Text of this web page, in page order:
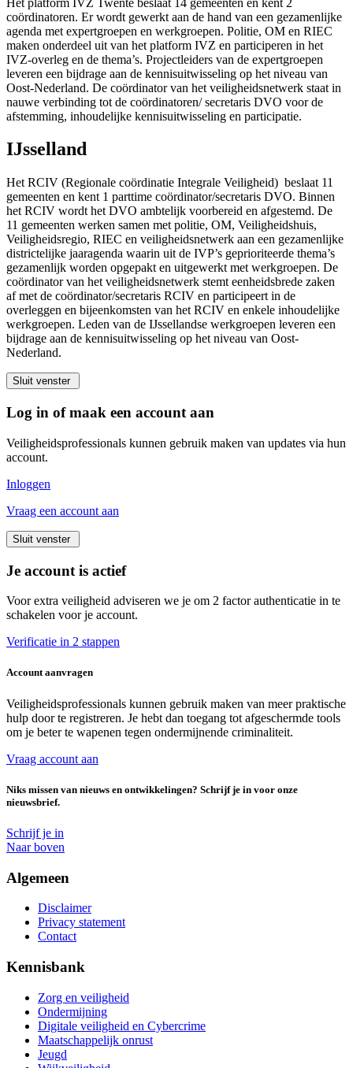
coördinatoren. Er wordt gewerkt aan de hand van een gezamenlijke
agenda met expertgroepen en werkgroepen. Politie, OM en RIEC
maken onderdeel uit van het platform IVZ en participeren in het
IVZ-overleg en de thema’s. Projectleiders van de expertgroepen
leveren een bijdrage aan de kennisuitwisseling op het niveau van
Oost-Nederland. De coördinator van het veiligheidsnetwerk staat in
nauwe verbinding tot de coördinatoren/ secretaris DVO voor de
afstemming, inhoudelijke kennisuitwisseling en participatie.
IJsselland
Het RCIV (Regionale coördinatie Integrale Veiligheid) beslaat 11
gemeenten en kent 1 parttime coördinator/secretaris DVO. Binnen
het RCIV wordt het DVO ambtelijk voorbereid en afgestemd. De
11 gemeenten werken samen met politie, OM, Veiligheidshuis,
Veiligheidsregio, RIEC en veiligheidsnetwerk aan een gezamenlijke
districtelijke jaaragenda waarin uit de IVP’s geprioriteerde thema’s
gezamenlijk worden opgepakt en uitgewerkt met werkgroepen. De
coördinator van het veiligheidsnetwerk stemt eenheidsbrede zaken
af met de coördinator/secretaris RCIV en participeert in de
overleggen en bijeenkomsten van het RCIV en enkele inhoudelijke
werkgroepen. Leden van de IJssellandse werkgroepen leveren een
bijdrage aan de kennisuitwisseling op het niveau van Oost-
Nederland.
Sluit venster
Log in of maak een account aan
Veiligheidsprofessionals kunnen gebruik maken van updates via hun
account.
Inloggen
Vraag een account aan
Sluit venster
Je account is actief
Voor extra veiligheid adviseren we je om 2 factor authenticatie in te
schakelen voor je account.
Verificatie in 2 stappen
Account aanvragen
Veiligheidsprofessionals kunnen gebruik maken van meer praktische
hulp door te registreren. Je hebt dan toegang tot afgeschermde tools
om je beter te wapenen tegen ondermijnende criminaliteit.
Vraag account aan
Niks missen van nieuws en ontwikkelingen? Schrijf je in voor onze
nieuwsbrief.
Schrijf je in
Naar boven
Algemeen
Disclaimer
Privacy statement
Contact
Kennisbank
Zorg en veiligheid
Ondermijning
Digitale veiligheid en Cybercrime
Maatschappelijk onrust
Jeugd